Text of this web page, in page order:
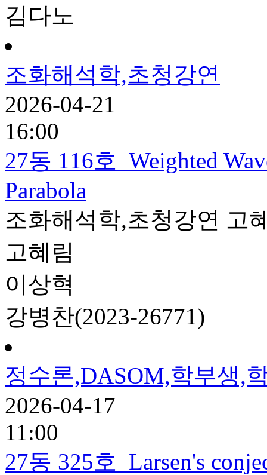
김다노
조화해석학,초청강연
2026-04-21
16:00
27동 116호 Weighted
Parabola
조화해석학,초청강연 고
고혜림
이상혁
강병찬(2023-26771)
정수론,DASOM,학부생,
2026-04-17
11:00
27동 325호 Larsen's